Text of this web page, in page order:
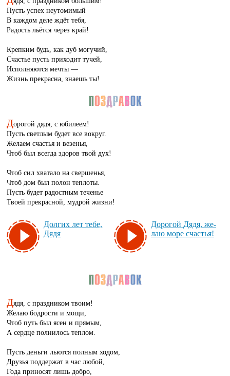
Пусть успех неутомимый
В каждом деле ждёт тебя,
Радость льётся через край!
Крепким будь, как дуб могучий,
Счастье пусть приходит тучей,
Исполняются мечты —
Жизнь прекрасна, знаешь ты!
Дорогой дядя, с юбилеем!
Пусть светлым будет все вокруг.
Желаем счастья и везенья,
Чтоб был всегда здоров твой дух!
Чтоб сил хватало на свершенья,
Чтоб дом был полон теплоты.
Пусть будет радостным теченье
Твоей прекрасной, мудрой жизни!
Дол­гих лет те­бе,
Дя­дя
До­ро­гой Дя­дя, же­
лаю мо­ре счастья!
Дядя, с праздником твоим!
Желаю бодрости и мощи,
Чтоб путь был ясен и прямым,
А сердце полнилось теплом.
Пусть деньги льются полным ходом,
Друзья поддержат в час любой,
Года приносят лишь добро,